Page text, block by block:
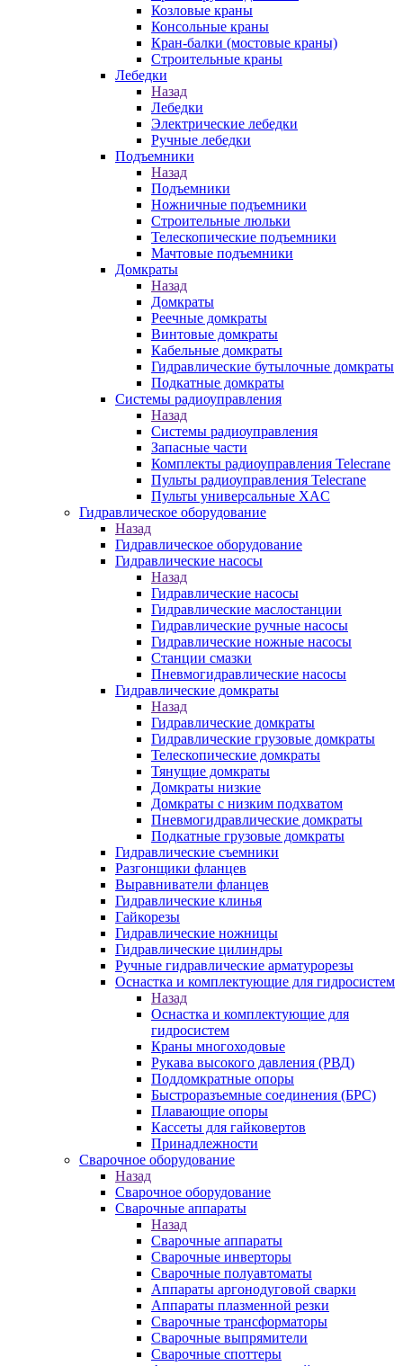
Козловые краны
Консольные краны
Кран-балки (мостовые краны)
Строительные краны
Лебедки
Назад
Лебедки
Электрические лебедки
Ручные лебедки
Подъемники
Назад
Подъемники
Ножничные подъемники
Строительные люльки
Телескопические подъемники
Мачтовые подъемники
Домкраты
Назад
Домкраты
Реечные домкраты
Винтовые домкраты
Кабельные домкраты
Гидравлические бутылочные домкраты
Подкатные домкраты
Системы радиоуправления
Назад
Системы радиоуправления
Запасные части
Комплекты радиоуправления Telecrane
Пульты радиоуправления Telecrane
Пульты универсальные XAC
Гидравлическое оборудование
Назад
Гидравлическое оборудование
Гидравлические насосы
Назад
Гидравлические насосы
Гидравлические маслостанции
Гидравлические ручные насосы
Гидравлические ножные насосы
Станции смазки
Пневмогидравлические насосы
Гидравлические домкраты
Назад
Гидравлические домкраты
Гидравлические грузовые домкраты
Телескопические домкраты
Тянущие домкраты
Домкраты низкие
Домкраты с низким подхватом
Пневмогидравлические домкраты
Подкатные грузовые домкраты
Гидравлические съемники
Разгонщики фланцев
Выравниватели фланцев
Гидравлические клинья
Гайкорезы
Гидравлические ножницы
Гидравлические цилиндры
Ручные гидравлические арматурорезы
Оснастка и комплектующие для гидросистем
Назад
Оснастка и комплектующие для
гидросистем
Краны многоходовые
Рукава высокого давления (РВД)
Поддомкратные опоры
Быстроразъемные соединения (БРС)
Плавающие опоры
Кассеты для гайковертов
Принадлежности
Сварочное оборудование
Назад
Сварочное оборудование
Сварочные аппараты
Назад
Сварочные аппараты
Сварочные инверторы
Сварочные полуавтоматы
Аппараты аргонодуговой сварки
Аппараты плазменной резки
Сварочные трансформаторы
Сварочные выпрямители
Сварочные споттеры